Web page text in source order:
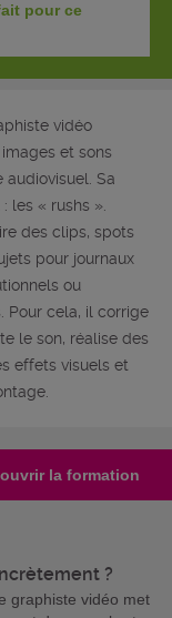
pour ce
vidéo
et sons
Sa
les « rushs ».
des clips, spots
pour journaux
ou
Pour cela, il corrige
le son, réalise des
effets visuels et
la formation
?
graphiste vidéo met